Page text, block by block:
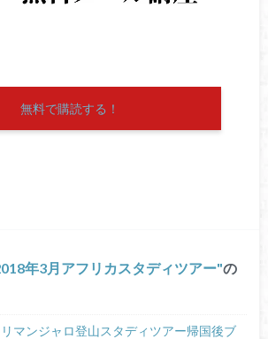
無料で購読する！
年3月アフリカスタディツアー の
リマンジャロ登山スタディツアー帰国後ブ